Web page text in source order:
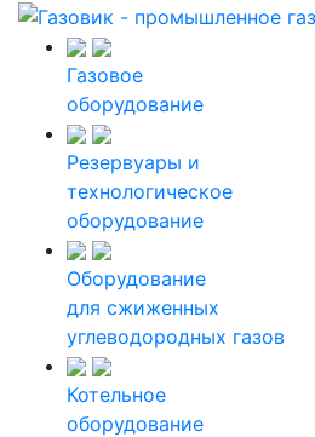
Газовое
оборудование
Резервуары и
технологическое
оборудование
Оборудование
для сжиженных
углеводородных газов
Котельное
оборудование